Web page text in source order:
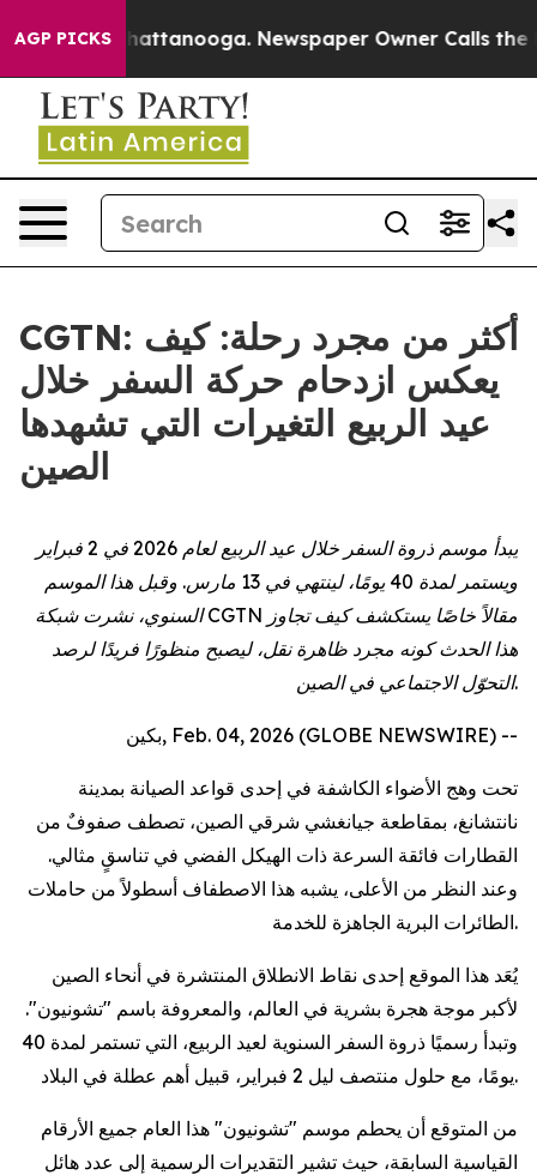
AGP PICKS
in Chattanooga. Newspaper Owner Calls the
CGTN: أكثر من مجرد رحلة: كيف
يعكس ازدحام حركة السفر خلال
عيد الربيع التغيرات التي تشهدها
الصين
يبدأ موسم ذروة السفر خلال عيد الربيع لعام 2026 في 2 فبراير
ويستمر لمدة 40 يومًا، لينتهي في 13 مارس. وقبل هذا الموسم
السنوي، نشرت شبكة CGTN مقالاً خاصًا يستكشف كيف تجاوز
هذا الحدث كونه مجرد ظاهرة نقل، ليصبح منظورًا فريدًا لرصد
التحوّل الاجتماعي في الصين.
بكين, Feb. 04, 2026 (GLOBE NEWSWIRE) --
تحت وهج الأضواء الكاشفة في إحدى قواعد الصيانة بمدينة
نانتشانغ، بمقاطعة جيانغشي شرقي الصين، تصطف صفوفٌ من
القطارات فائقة السرعة ذات الهيكل الفضي في تناسقٍ مثالي.
وعند النظر من الأعلى، يشبه هذا الاصطفاف أسطولاً من حاملات
الطائرات البرية الجاهزة للخدمة.
يُعَد هذا الموقع إحدى نقاط الانطلاق المنتشرة في أنحاء الصين
لأكبر موجة هجرة بشرية في العالم، والمعروفة باسم "تشونيون".
وتبدأ رسميًا ذروة السفر السنوية لعيد الربيع، التي تستمر لمدة 40
يومًا، مع حلول منتصف ليل 2 فبراير، قبيل أهم عطلة في البلاد.
من المتوقع أن يحطم موسم "تشونيون" هذا العام جميع الأرقام
القياسية السابقة، حيث تشير التقديرات الرسمية إلى عدد هائل